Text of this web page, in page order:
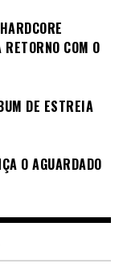
COM O
DE ESTREIA
O AGUARDADO